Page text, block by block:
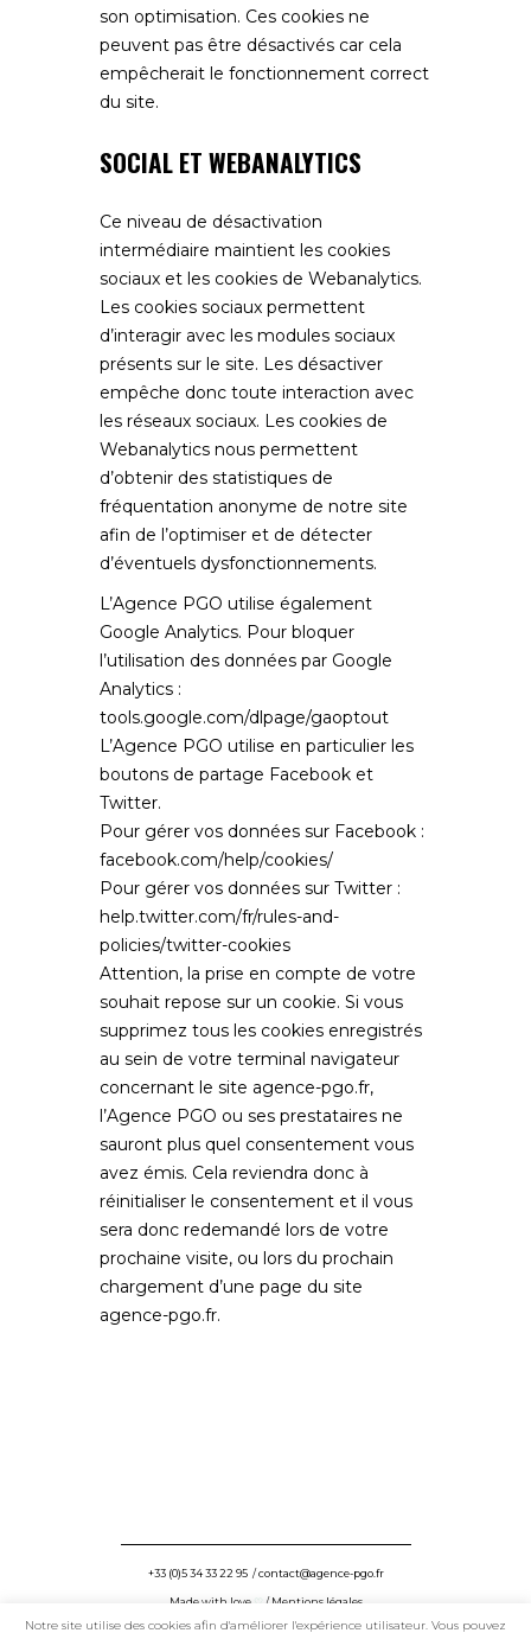
son optimisation. Ces cookies ne
peuvent pas être désactivés car cela
empêcherait le fonctionnement correct
du site.
SOCIAL ET WEBANALYTICS
Ce niveau de désactivation
intermédiaire maintient les cookies
sociaux et les cookies de Webanalytics.
Les cookies sociaux permettent
d’interagir avec les modules sociaux
présents sur le site. Les désactiver
empêche donc toute interaction avec
les réseaux sociaux. Les cookies de
Webanalytics nous permettent
d’obtenir des statistiques de
fréquentation anonyme de notre site
afin de l’optimiser et de détecter
d’éventuels dysfonctionnements.
L’Agence PGO utilise également
Google Analytics. Pour bloquer
l’utilisation des données par Google
Analytics :
tools.google.com/dlpage/gaoptout
L’Agence PGO utilise en particulier les
boutons de partage Facebook et
Twitter.
Pour gérer vos données sur Facebook :
facebook.com/help/cookies/
Pour gérer vos données sur Twitter :
help.twitter.com/fr/rules-and-
policies/twitter-cookies
Attention, la prise en compte de votre
souhait repose sur un cookie. Si vous
supprimez tous les cookies enregistrés
au sein de votre terminal navigateur
concernant le site agence-pgo.fr,
l’Agence PGO ou ses prestataires ne
sauront plus quel consentement vous
avez émis. Cela reviendra donc à
réinitialiser le consentement et il vous
sera donc redemandé lors de votre
prochaine visite, ou lors du prochain
chargement d’une page du site
agence-pgo.fr.
+33 (0)5 34 33 22 95/contact@agence-pgo.fr
Made with love ♡ /Mentions légales
©PGO – 2024
Notre site utilise des cookies afin d'améliorer l'expérience utilisateur. Vous pouvez